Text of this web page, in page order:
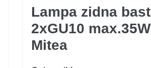
Lampa zidna
2xGU10
Mitea